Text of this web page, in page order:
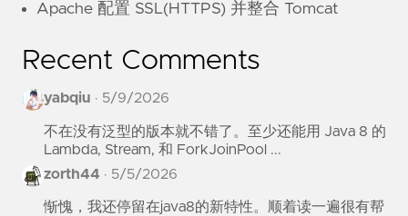
Apache 配置 SSL(HTTPS) 并整合 Tomcat
Recent Comments
yabqiu · 5/9/2026
不在没有泛型的版本就不错了。至少还能用 Java 8 的
Lambda, Stream, 和 ForkJoinPool ...
zorth44 · 5/5/2026
惭愧，我还停留在java8的新特性。顺着读一遍很有帮